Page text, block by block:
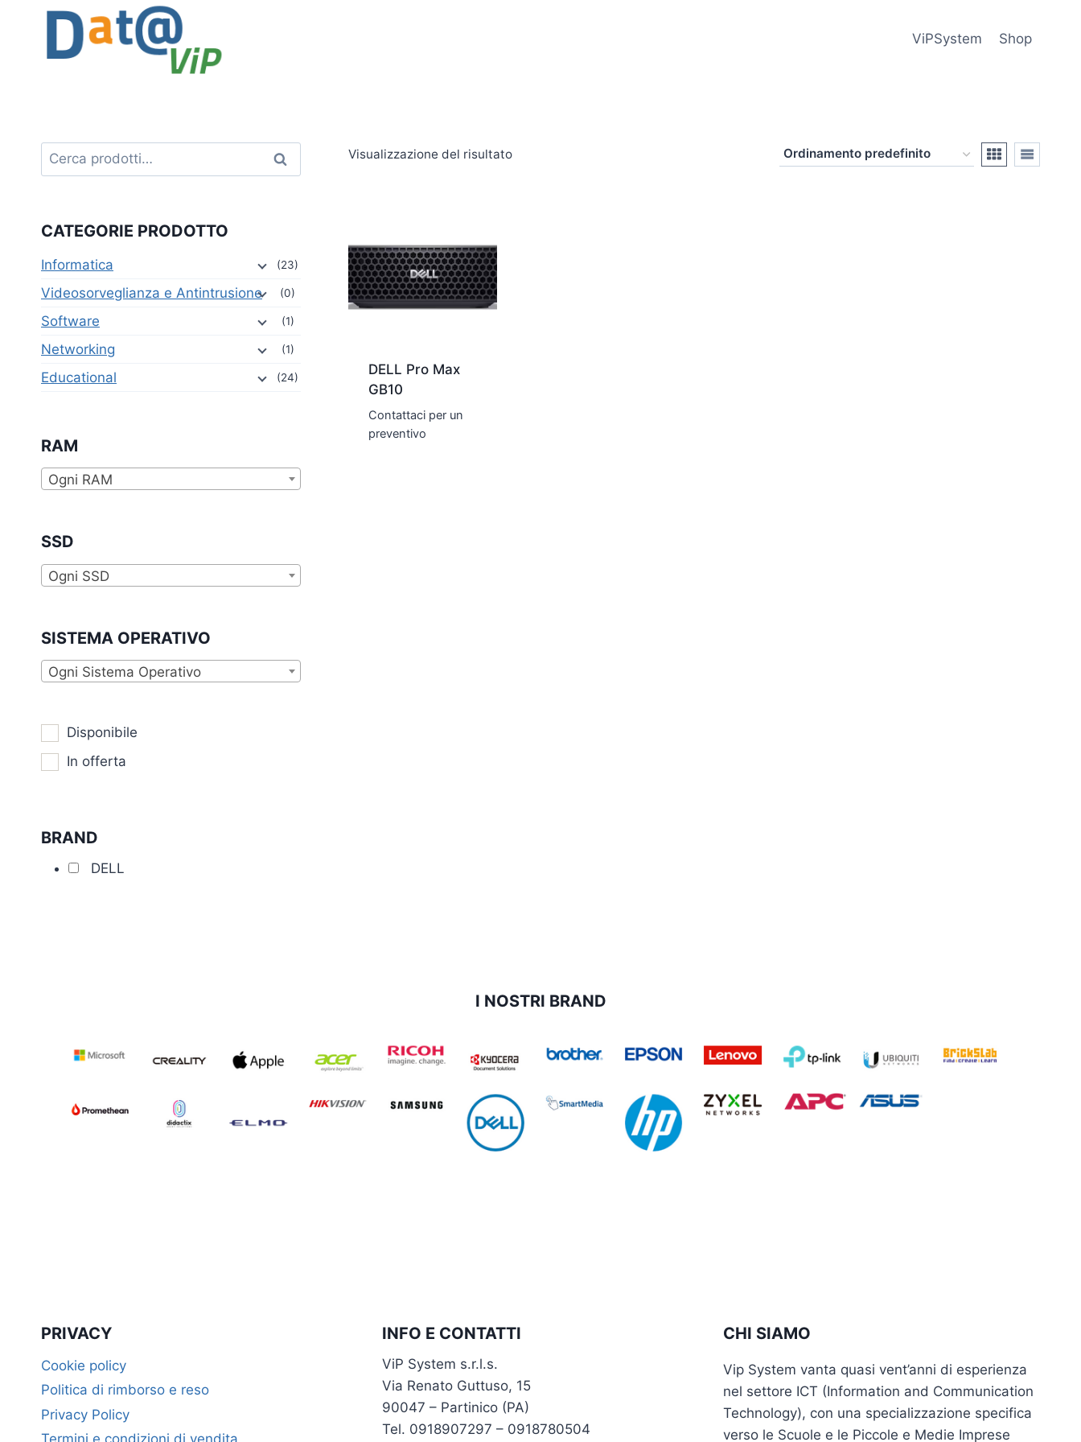
contenuto
ViPSystem Shop
Visualizzazione del risultato
DELL Pro Max
GB10
Contattaci per un
preventivo
Cerca: Cerca
CATEGORIE PRODOTTO
Informatica (23)
Videosorveglianza e Antintrusione (0)
Software (1)
Networking (1)
Educational (24)
RAM
Ogni RAM
SSD
Ogni SSD
SISTEMA OPERATIVO
Ogni Sistema Operativo
Disponibile
In offerta
BRAND
DELL
I NOSTRI BRAND
PRIVACY
Cookie policy
Politica di rimborso e reso
Privacy Policy
INFO E CONTATTI
ViP System s.r.l.s.
Via Renato Guttuso, 15
90047 – Partinico (PA)
Tel. 0918907297 – 0918780504
CHI SIAMO
Vip System vanta quasi vent’anni di esperienza
nel settore ICT (Information and Communication
Technology), con una specializzazione specifica
verso le Scuole e le Piccole e Medie Imprese